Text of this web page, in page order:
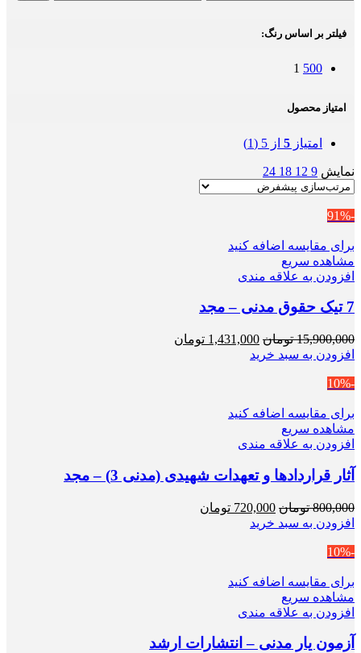
فیلتر بر اساس رنگ:
500
1
امتیاز محصول
امتیاز 5 از 5 (1)
نمایش 9
12
18
24
-91%
برای مقایسه اضافه کنید
مشاهده سریع
افزودن به علاقه مندی
7 تیک حقوق مدنی – مجد
15,900,000 تومان قیمت
اصلی
1,431,000 تومان
افزودن به سبد خرید
-10%
برای مقایسه اضافه کنید
مشاهده سریع
افزودن به علاقه مندی
آثار قراردادها و تعهدات شهیدی (مدنی 3) – مجد
800,000 تومان قیمت
اصلی
720,000 تومان
افزودن به سبد خرید
-10%
برای مقایسه اضافه کنید
مشاهده سریع
افزودن به علاقه مندی
آزمون یار مدنی – انتشارات ارشد